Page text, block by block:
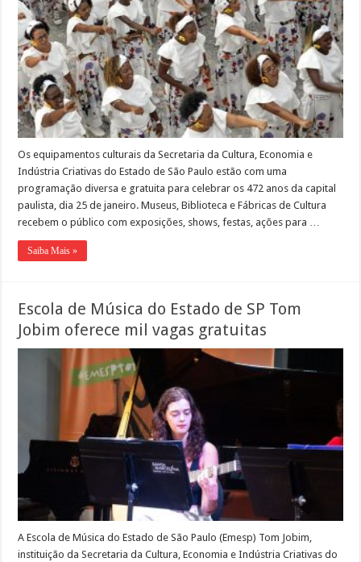
Os equipamentos culturais da Secretaria da Cultura, Economia e
Indústria Criativas do Estado de São Paulo estão com uma
programação diversa e gratuita para celebrar os 472 anos da capital
paulista, dia 25 de janeiro. Museus, Biblioteca e Fábricas de Cultura
recebem o público com exposições, shows, festas, ações para …
Saiba Mais »
Escola de Música do Estado de SP Tom
Jobim oferece mil vagas gratuitas
A Escola de Música do Estado de São Paulo (Emesp) Tom Jobim,
instituição da Secretaria da Cultura, Economia e Indústria Criativas do